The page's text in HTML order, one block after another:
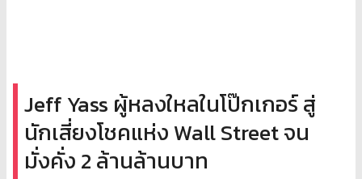
Jeff Yass ผู้หลงใหลในโป๊กเกอร์ สู่
นักเสี่ยงโชคแห่ง Wall Street จน
มั่งคั่ง 2 ล้านล้านบาท